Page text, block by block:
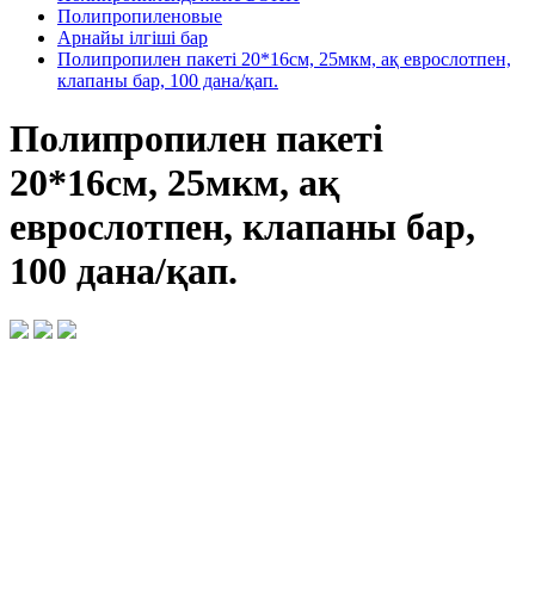
Полипропиленовые
Арнайы ілгіші бар
Полипропилен пакеті 20*16см, 25мкм, ақ еврослотпен,
клапаны бар, 100 дана/қап.
Полипропилен пакеті
20*16см, 25мкм, ақ
еврослотпен, клапаны бар,
100 дана/қап.